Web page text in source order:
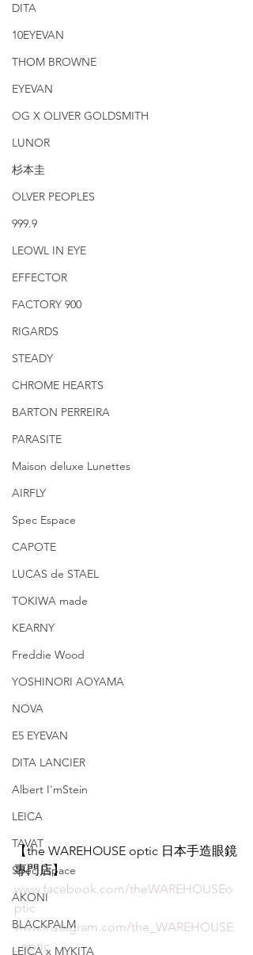
DITA
10EYEVAN
THOM BROWNE
EYEVAN
OG X OLIVER GOLDSMITH
LUNOR
杉本圭
OLVER PEOPLES
999.9
LEOWL IN EYE
EFFECTOR
FACTORY 900
RIGARDS
STEADY
CHROME HEARTS
BARTON PERREIRA
PARASITE
Maison deluxe Lunettes
AIRFLY
Spec Espace
CAPOTE
LUCAS de STAEL
TOKIWA made
KEARNY
Freddie Wood
YOSHINORI AOYAMA
NOVA
E5 EYEVAN
DITA LANCIER
Albert I'mStein
LEICA
TAVAT
Spec Espace
AKONI
BLACKPALM
LEICA x MYKITA
【the WAREHOUSE optic 日本手造眼鏡
專門店】
www.facebook.com/theWAREHOUSEo
ptic
www.instagram.com/the_WAREHOUSE
_optic